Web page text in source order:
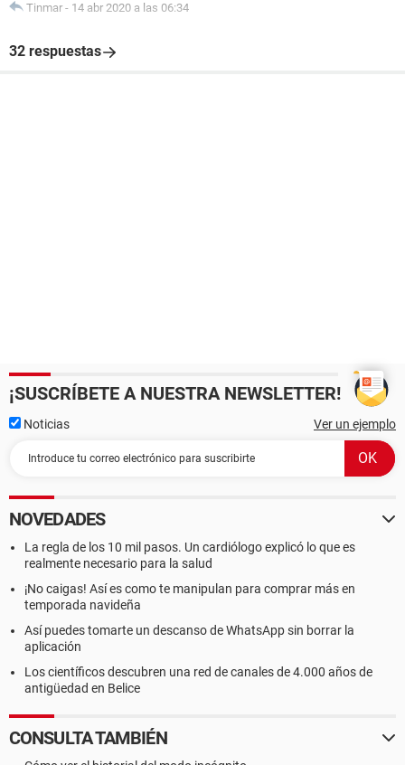
Tinmar - 14 abr 2020 a las 06:34
32 respuestas
¡SUSCRÍBETE A NUESTRA NEWSLETTER!
Noticias Ver un ejemplo
NOVEDADES
La regla de los 10 mil pasos. Un cardiólogo explicó lo que es
realmente necesario para la salud
¡No caigas! Así es como te manipulan para comprar más en
temporada navideña
Así puedes tomarte un descanso de WhatsApp sin borrar la
aplicación
Los científicos descubren una red de canales de 4.000 años de
antigüedad en Belice
CONSULTA TAMBIÉN